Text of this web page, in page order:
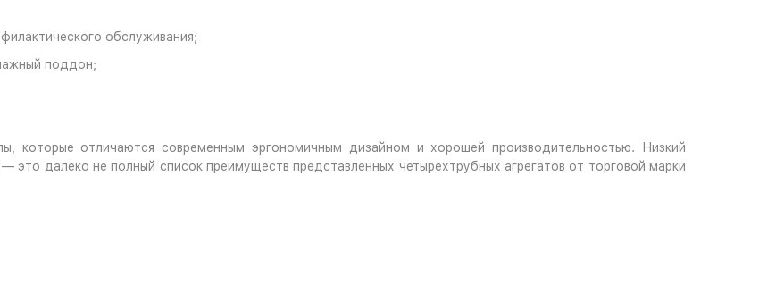
обслуживания;
поддон;
которые отличаются современным эргономичным дизайном и хорошей производительностью. Низкий
далеко не полный список преимуществ представленных четырехтрубных агрегатов от торговой марки